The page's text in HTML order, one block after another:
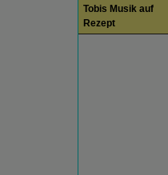
Tobis Musik auf
Rezept